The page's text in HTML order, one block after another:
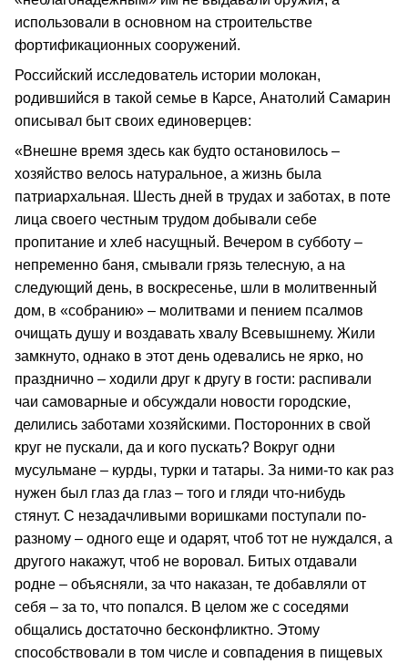
использовали в основном на строительстве
фортификационных сооружений.
Российский исследователь истории молокан,
родившийся в такой семье в Карсе, Анатолий Самарин
описывал быт своих единоверцев:
«Внешне время здесь как будто остановилось –
хозяйство велось натуральное, а жизнь была
патриархальная. Шесть дней в трудах и заботах, в поте
лица своего честным трудом добывали себе
пропитание и хлеб насущный. Вечером в субботу –
непременно баня, смывали грязь телесную, а на
следующий день, в воскресенье, шли в молитвенный
дом, в «собранию» – молитвами и пением псалмов
очищать душу и воздавать хвалу Всевышнему. Жили
замкнуто, однако в этот день одевались не ярко, но
празднично – ходили друг к другу в гости: распивали
чаи самоварные и обсуждали новости городские,
делились заботами хозяйскими. Посторонних в свой
круг не пускали, да и кого пускать? Вокруг одни
мусульмане – курды, турки и татары. За ними-то как раз
нужен был глаз да глаз – того и гляди что-нибудь
стянут. С незадачливыми воришками поступали по-
разному – одного еще и одарят, чтоб тот не нуждался, а
другого накажут, чтоб не воровал. Битых отдавали
родне – объясняли, за что наказан, те добавляли от
себя – за то, что попался. В целом же с соседями
общались достаточно бесконфликтно. Этому
способствовали в том числе и совпадения в пищевых